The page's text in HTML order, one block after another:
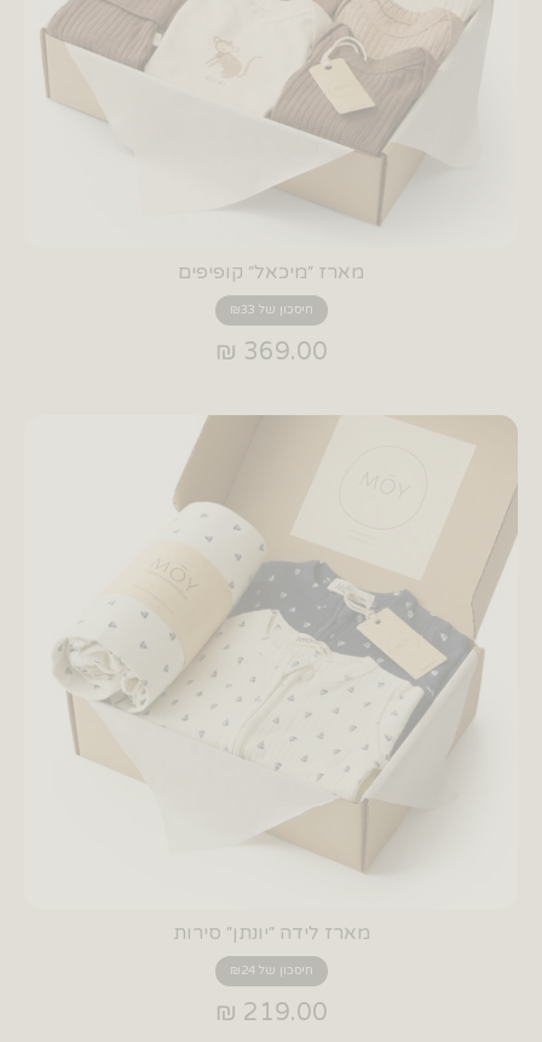
מארז ״מיכאל״ קופיפים
חיסכון של ₪33
369.00 ₪
מארז לידה ״יונתן״ סירות
חיסכון של ₪24
219.00 ₪